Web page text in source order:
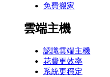
免費搬家
雲端主機
認識雲端主機
花費更效率
系統更穩定